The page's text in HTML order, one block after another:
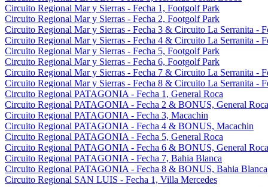
Circuito Regional Mar y Sierras - Fecha 1, Footgolf Park
Circuito Regional Mar y Sierras - Fecha 2, Footgolf Park
Circuito Regional Mar y Sierras - Fecha 3 & Circuito La Serranita -
Circuito Regional Mar y Sierras - Fecha 4 & Circuito La Serranita -
Circuito Regional Mar y Sierras - Fecha 5, Footgolf Park
Circuito Regional Mar y Sierras - Fecha 6, Footgolf Park
Circuito Regional Mar y Sierras - Fecha 7 & Circuito La Serranita -
Circuito Regional Mar y Sierras - Fecha 8 & Circuito La Serranita -
Circuito Regional PATAGONIA - Fecha 1, General Roca
Circuito Regional PATAGONIA - Fecha 2 & BONUS, General Roca
Circuito Regional PATAGONIA - Fecha 3, Macachin
Circuito Regional PATAGONIA - Fecha 4 & BONUS, Macachin
Circuito Regional PATAGONIA - Fecha 5, General Roca
Circuito Regional PATAGONIA - Fecha 6 & BONUS, General Roca
Circuito Regional PATAGONIA - Fecha 7, Bahia Blanca
Circuito Regional PATAGONIA - Fecha 8 & BONUS, Bahia Blanca
Circuito Regional SAN LUIS - Fecha 1, Villa Mercedes